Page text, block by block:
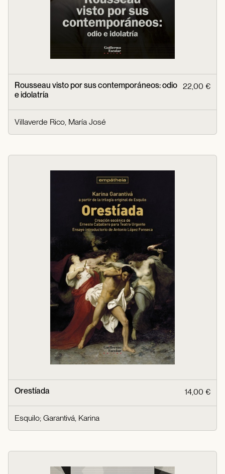
Rousseau visto por sus contemporáneos: odio
e idolatría
22,00 €
Villaverde Rico, María José
Orestíada 14,00 €
Esquilo; Garantivá, Karina